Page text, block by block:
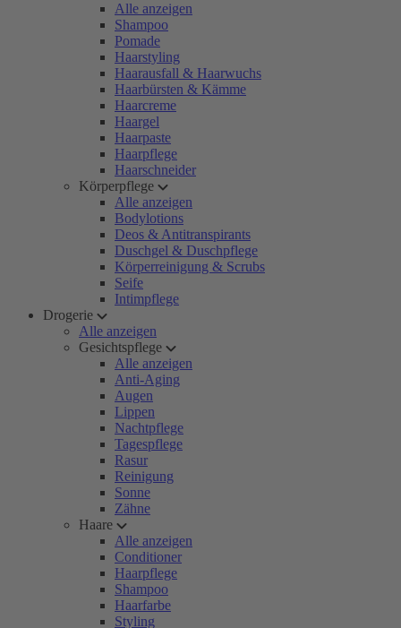
Alle anzeigen
Shampoo
Pomade
Haarstyling
Haarausfall & Haarwuchs
Haarbürsten & Kämme
Haarcreme
Haargel
Haarpaste
Haarpflege
Haarschneider
Körperpflege
Alle anzeigen
Bodylotions
Deos & Antitranspirants
Duschgel & Duschpflege
Körperreinigung & Scrubs
Seife
Intimpflege
Drogerie
Alle anzeigen
Gesichtspflege
Alle anzeigen
Anti-Aging
Augen
Lippen
Nachtpflege
Tagespflege
Rasur
Reinigung
Sonne
Zähne
Haare
Alle anzeigen
Conditioner
Haarpflege
Shampoo
Haarfarbe
Styling